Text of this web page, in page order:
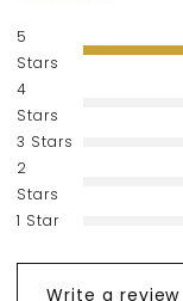
5
Stars
4
Stars
3 Stars
2
Stars
1 Star
Write a review